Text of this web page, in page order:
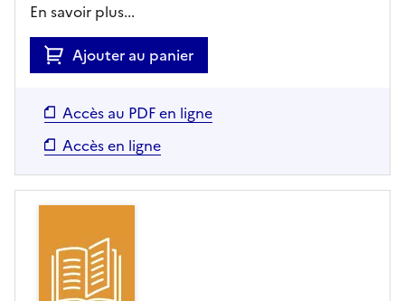
En savoir plus...
Ajouter au panier
Accès au PDF en ligne
Accès en ligne